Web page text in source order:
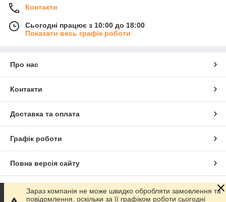
Контакти
Сьогодні працює з 10:00 до 18:00
Показати весь графік роботи
Про нас
Контакти
Доставка та оплата
Графік роботи
Повна версія сайту
Сайт створено на маркетплейсіProm.ua
Зараз компанія не може швидко обробляти замовлення та
повідомлення, оскільки за її графіком роботи сьогодні